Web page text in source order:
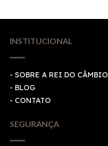
INSTITUCIONAL
- SOBRE A REI DO CÂMBIO
- BLOG
- CONTATO
SEGURANÇA